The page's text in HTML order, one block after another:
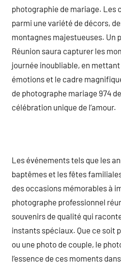
photographie de mariage. Les
parmi une variété de décors,
montagnes majestueuses. Un
Réunion saura capturer les
journée inoubliable, en
émotions et le cadre
de photographe mariage 974
célébration unique de l’amour.
Les événements tels que les
baptêmes et les fêtes
des occasions mémorables à
photographe professionnel
souvenirs de qualité qui
instants spéciaux. Que ce soit
ou une photo de couple, le
l’essence de ces moments